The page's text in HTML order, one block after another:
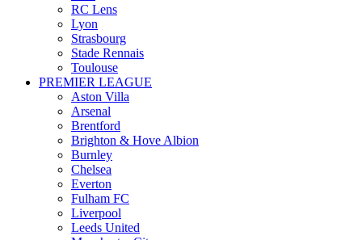
RC Lens
Lyon
Strasbourg
Stade Rennais
Toulouse
PREMIER LEAGUE
Aston Villa
Arsenal
Brentford
Brighton & Hove Albion
Burnley
Chelsea
Everton
Fulham FC
Liverpool
Leeds United